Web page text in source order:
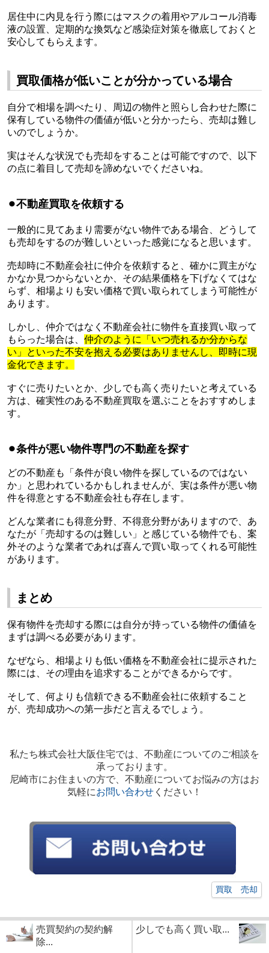
居住中に内見を行う際にはマスクの着用やアルコール消毒
液の設置、定期的な換気など感染症対策を徹底しておくと
安心してもらえます。
買取価格が低いことが分かっている場合
自分で相場を調べたり、周辺の物件と照らし合わせた際に
保有している物件の価値が低いと分かったら、売却は難し
いのでしょうか。
実はそんな状況でも売却をすることは可能ですので、以下
の点に着目して売却を諦めないでくださいね。
⚫︎不動産買取を依頼する
一般的に見てあまり需要がない物件である場合、どうして
も売却をするのが難しいといった感覚になると思います。
売却時に不動産会社に仲介を依頼すると、確かに買主がな
かなか見つからないとか、その結果価格を下げなくてはな
らず、相場よりも安い価格で買い取られてしまう可能性が
あります。
しかし、仲介ではなく不動産会社に物件を直接買い取って
もらった場合は、 仲介のように「いつ売れるか分からな
い」といった不安を抱える必要はありませんし、即時に現
金化できます。
すぐに売りたいとか、少しでも高く売りたいと考えている
方は、確実性のある不動産買取を選ぶことをおすすめしま
す。
⚫︎条件が悪い物件専門の不動産を探す
どの不動産も「条件が良い物件を探しているのではない
か」と思われているかもしれませんが、実は条件が悪い物
件を得意とする不動産会社も存在します。
どんな業者にも得意分野、不得意分野がありますので、あ
なたが「売却するのは難しい」と感じている物件でも、案
外そのような業者であれば喜んで買い取ってくれる可能性
があります。
まとめ
保有物件を売却する際には自分が持っている物件の価値を
まずは調べる必要があります。
なぜなら、相場よりも低い価格を不動産会社に提示された
際には、その理由を追求することができるからです。
そして、何よりも信頼できる不動産会社に依頼すること
が、売却成功への第一歩だと言えるでしょう。
私たち株式会社大阪住宅では、不動産についてのご相談を
承っております。
尼崎市にお住まいの方で、不動産についてお悩みの方はお
気軽にお問い合わせ ください！
買取 売却
売買契約の契約解
除...
少しでも高く買い取...